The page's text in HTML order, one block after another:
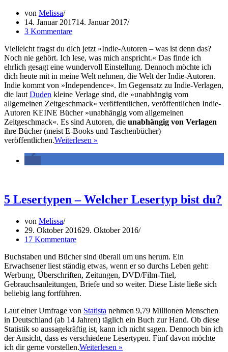
von Melissa
14. Januar 201714. Januar 2017
3 Kommentare
Vielleicht fragst du dich jetzt »Indie-Autoren – was ist denn das?
Noch nie gehört. Ich lese, was mich anspricht.« Das finde ich
ehrlich gesagt eine wundervoll Einstellung. Dennoch möchte ich
dich heute mit in meine Welt nehmen, die Welt der Indie-Autoren.
Indie kommt von »Independence«. Im Gegensatz zu Indie-Verlagen,
die laut Duden kleine Verlage sind, die »unabhängig vom
allgemeinen Zeitgeschmack« veröffentlichen, veröffentlichen Indie-
Autoren KEINE Bücher »unabhängig vom allgemeinen
Zeitgeschmack«. Es sind Autoren, die unabhängig von Verlagen
ihre Bücher (meist E-Books und Taschenbücher)
veröffentlichen.Weiterlesen »
du
lesen
solltst
5 Lesertypen – Welcher Lesertyp bist du?
von Melissa
29. Oktober 201629. Oktober 2016
17 Kommentare
Buchstaben und Bücher sind überall um uns herum. Ein
Erwachsener liest ständig etwas, wenn er so durchs Leben geht:
Werbung, Überschriften, Zeitungen, DVD/Film-Titel,
Gebrauchsanleitungen, Briefe und so weiter. Diese Liste ließe sich
beliebig lang fortführen.
Laut einer Umfrage von Statista nehmen 9,79 Millionen Menschen
in Deutschland (ab 14 Jahren) täglich ein Buch zur Hand. Ob diese
Statistik so aussagekräftig ist, kann ich nicht sagen. Dennoch bin ich
der Ansicht, dass es verschiedene Lesertypen. Fünf davon möchte
ich dir gerne vorstellen.Weiterlesen »